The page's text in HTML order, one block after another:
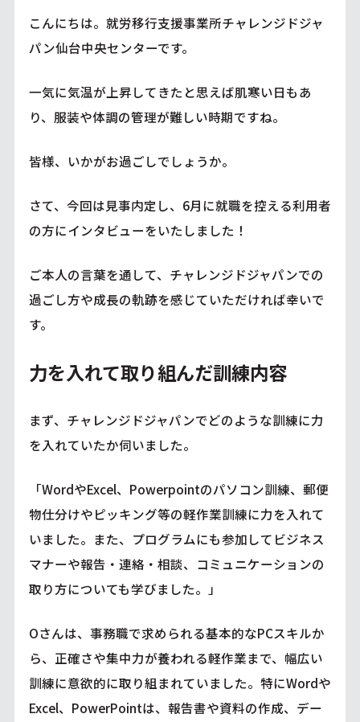
こんにちは。就労移行支援事業所チャレンジドジャ
パン仙台中央センターです。
一気に気温が上昇してきたと思えば肌寒い日もあ
り、服装や体調の管理が難しい時期ですね。
皆様、いかがお過ごしでしょうか。
さて、今回は見事内定し、6月に就職を控える利用者
の方にインタビューをいたしました！
ご本人の言葉を通して、チャレンジドジャパンでの
過ごし方や成長の軌跡を感じていただければ幸いで
す。
力を入れて取り組んだ訓練内容
まず、チャレンジドジャパンでどのような訓練に力
を入れていたか伺いました。
「WordやExcel、Powerpointのパソコン訓練、郵便
物仕分けやピッキング等の軽作業訓練に力を入れて
いました。また、プログラムにも参加してビジネス
マナーや報告・連絡・相談、コミュニケーションの
取り方についても学びました。」
Oさんは、事務職で求められる基本的なPCスキルか
ら、正確さや集中力が養われる軽作業まで、幅広い
訓練に意欲的に取り組まれていました。特にWordや
Excel、PowerPointは、報告書や資料の作成、デー